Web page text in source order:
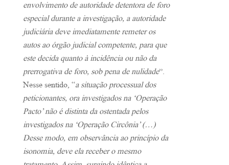
envolvimento de autoridade detentora de foro
especial durante a investigação, a autoridade
judiciária deve imediatamente remeter os
autos ao órgão judicial competente, para que
este decida quanto à incidência ou não da
prerrogativa de foro, sob pena de nulidade”.
Nesse sentido, “a situação processual dos
peticionantes, ora investigados na ‘Operação
Pacto’ não é distinta da ostentada pelos
investigados na ‘Operação Circônia’ (…)
Desse modo, em observância ao princípio da
isonomia, deve ela receber o mesmo